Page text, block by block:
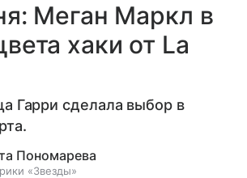
Меган Маркл в
хаки от La
Гарри сделала выбор в
Пономарева
«Звезды»